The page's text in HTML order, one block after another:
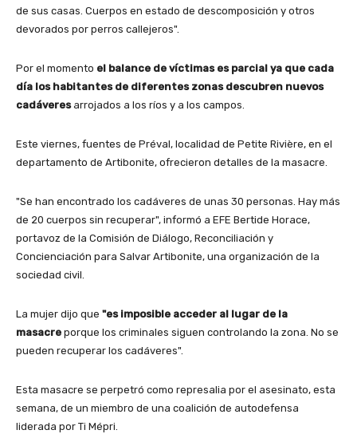
de sus casas. Cuerpos en estado de descomposición y otros
devorados por perros callejeros".
Por el momento el balance de víctimas es parcial ya que cada
día los habitantes de diferentes zonas descubren nuevos
cadáveresarrojados a los ríos y a los campos.
Este viernes, fuentes de Préval, localidad de Petite Rivière, en el
departamento de Artibonite, ofrecieron detalles de la masacre.
"Se han encontrado los cadáveres de unas 30 personas. Hay más
de 20 cuerpos sin recuperar", informó a EFE Bertide Horace,
portavoz de la Comisión de Diálogo, Reconciliación y
Concienciación para Salvar Artibonite, una organización de la
sociedad civil.
La mujer dijo que "es imposible acceder al lugar de la
masacre porque los criminales siguen controlando la zona. No se
pueden recuperar los cadáveres".
Esta masacre se perpetró como represalia por el asesinato, esta
semana, de un miembro de una coalición de autodefensa
liderada por Ti Mépri.